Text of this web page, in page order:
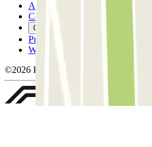
Annuleringsvoorwaarden
Cookiebeleid
Cookies beheren
Privacybeleid
Whistleblowing
©2026 Parclick. All rights reserved